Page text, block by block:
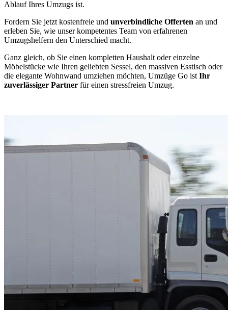
Ablauf Ihres Umzugs ist.
Fordern Sie jetzt kostenfreie und unverbindliche Offerten an und
erleben Sie, wie unser kompetentes Team von erfahrenen
Umzugshelfern den Unterschied macht.
Ganz gleich, ob Sie einen kompletten Haushalt oder einzelne
Möbelstücke wie Ihren geliebten Sessel, den massiven Esstisch oder
die elegante Wohnwand umziehen möchten, Umzüge Go ist Ihr
zuverlässiger Partner für einen stressfreien Umzug.